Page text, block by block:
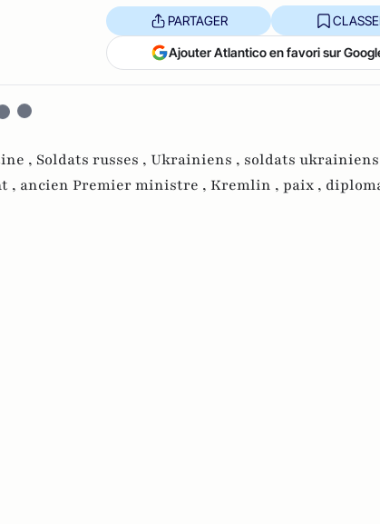
PARTAGER
Ajouter Atlantico en favori sur
, Soldats russes , Ukrainiens , soldats
, ancien Premier ministre , Kremlin , paix ,